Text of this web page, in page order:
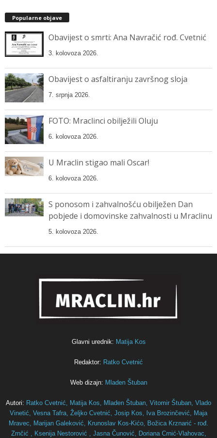
Popularne objave
Obavijest o smrti: Ana Navračić rođ. Cvetnić
3. kolovoza 2026.
Obavijest o asfaltiranju završnog sloja
7. srpnja 2026.
FOTO: Mraclinci obilježili Oluju
6. kolovoza 2026.
U Mraclin stigao mali Oscar!
6. kolovoza 2026.
S ponosom i zahvalnošću obilježen Dan
pobjede i domovinske zahvalnosti u Mraclinu
5. kolovoza 2026.
Glavni urednik: Matija Kos
Redaktor: Ratko Cvetnić
Web dizajn: Mladen Štuban
Autori: Ratko Cvetnić, Matija Kos, Mladen Štuban, Vitomir Štuban, Vlado
Vinetić, Vesna Tafra, Željko Cvetnić, Josip Kos, Iva Brozinčević, Maja
Mravec, Marijan Galeković, Krunoslav Kos-Kićo, Božica Krznarić - rođ.
Zrnčić , Ksenija Nestorović , Jasna Čunović, Doriana Crnić-Vlahovac,